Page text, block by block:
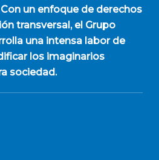
un enfoque de derechos
transversal, el Grupo
una intensa labor de
los imaginarios
sociedad.